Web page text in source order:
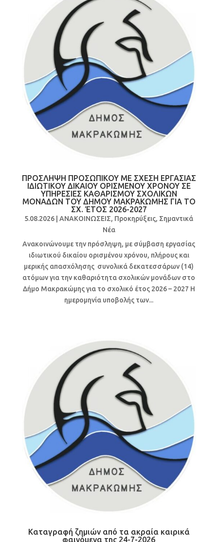
ΠΡΟΣΛΗΨΗ ΠΡΟΣΩΠΙΚΟΥ ΜΕ ΣΧΕΣΗ ΕΡΓΑΣΙΑΣ
ΙΔΙΩΤΙΚΟΥ ΔΙΚΑΙΟΥ ΟΡΙΣΜΕΝΟΥ ΧΡΟΝΟΥ ΣΕ
ΥΠΗΡΕΣΙΕΣ ΚΑΘΑΡΙΣΜΟΥ ΣΧΟΛΙΚΩΝ
ΜΟΝΑΔΩΝ ΤΟΥ ΔΗΜΟΥ ΜΑΚΡΑΚΩΜΗΣ ΓΙΑ ΤΟ
ΣΧ. ΈΤΟΣ 2026-2027
5.08.2026 |ΑΝΑΚΟΙΝΩΣΕΙΣ, Προκηρύξεις, Σημαντικά
Νέα
Ανακοινώνουμε την πρόσληψη, με σύμβαση εργασίας
ιδιωτικού δικαίου ορισμένου χρόνου, πλήρους και
μερικής απασχόλησης συνολικά δεκατεσσάρων (14)
ατόμων για την καθαριότητα σχολικών μονάδων στο
Δήμο Μακρακώμης για το σχολικό έτος 2026 – 2027 Η
ημερομηνία υποβολής των...
Καταγραφή ζημιών από τα ακραία καιρικά
φαινόμενα της 24-7-2026